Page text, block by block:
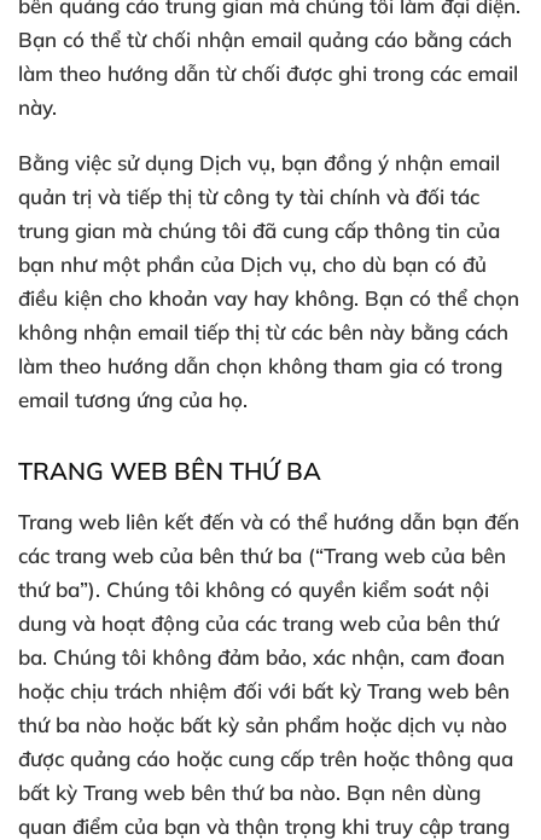
bên quảng cáo trung gian mà chúng tôi làm đại diện.
Bạn có thể từ chối nhận email quảng cáo bằng cách
làm theo hướng dẫn từ chối được ghi trong các email
này.
Bằng việc sử dụng Dịch vụ, bạn đồng ý nhận email
quản trị và tiếp thị từ công ty tài chính và đối tác
trung gian mà chúng tôi đã cung cấp thông tin của
bạn như một phần của Dịch vụ, cho dù bạn có đủ
điều kiện cho khoản vay hay không. Bạn có thể chọn
không nhận email tiếp thị từ các bên này bằng cách
làm theo hướng dẫn chọn không tham gia có trong
email tương ứng của họ.
TRANG WEB BÊN THỨ BA
Trang web liên kết đến và có thể hướng dẫn bạn đến
các trang web của bên thứ ba (“Trang web của bên
thứ ba”). Chúng tôi không có quyền kiểm soát nội
dung và hoạt động của các trang web của bên thứ
ba. Chúng tôi không đảm bảo, xác nhận, cam đoan
hoặc chịu trách nhiệm đối với bất kỳ Trang web bên
thứ ba nào hoặc bất kỳ sản phẩm hoặc dịch vụ nào
được quảng cáo hoặc cung cấp trên hoặc thông qua
bất kỳ Trang web bên thứ ba nào. Bạn nên dùng
quan điểm của bạn và thận trọng khi truy cập trang